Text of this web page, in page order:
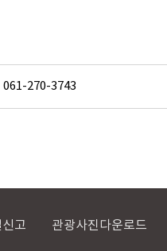
061-270-3743
고 관광사진다운로드